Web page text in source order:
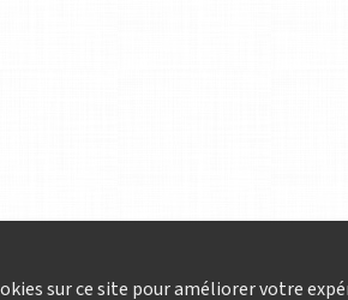
sur ce site pour améliorer votre